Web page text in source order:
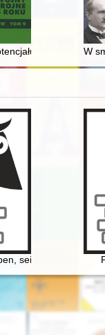
w Ustrzykach
bojowegoW
Chopina. Aspekty
sein Werk, seine